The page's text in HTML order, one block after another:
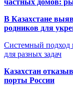
В Казахстане
родников для
Системный подход
для разных задач
Казахстан
порты России